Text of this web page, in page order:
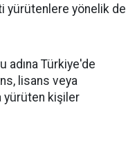
yürütenlere yönelik de
adına Türkiye'de
lisans veya
yürüten kişiler